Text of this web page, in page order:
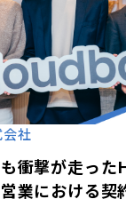
社
衝撃が走っ
業における契